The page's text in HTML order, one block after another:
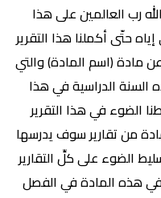
رب العالمين على هذا
حتّى أكملنا هذا التقرير
مادة (اسم المادة) والتي
السنة الدراسية في هذا
الضوء في هذا التقرير
من تقارير سوف يدرسها
الضوء على كلِّ التقارير
هذه المادة في الفصل